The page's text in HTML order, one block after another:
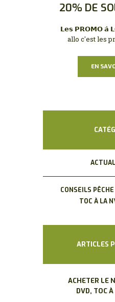
20% DE
𝗟𝗲𝘀 𝗣𝗥𝗢𝗠𝗢 𝗮̀
allo c'est les
EN
CONSEILS
TOC À LA
ARTICLES
ACHETER LE
DVD, TOC